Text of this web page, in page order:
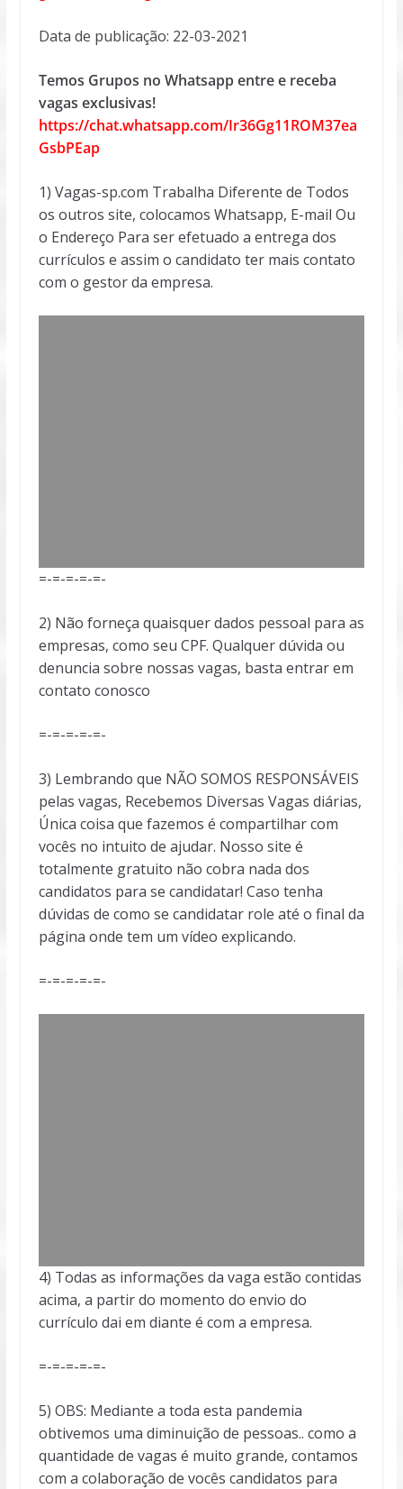
Data de publicação: 22-03-2021
Temos Grupos no Whatsapp entre e receba
vagas exclusivas!
https://chat.whatsapp.com/Ir36Gg11ROM37ea
GsbPEap
1) Vagas-sp.com Trabalha Diferente de Todos
os outros site, colocamos Whatsapp, E-mail Ou
o Endereço Para ser efetuado a entrega dos
currículos e assim o candidato ter mais contato
com o gestor da empresa.
=-=-=-=-=-
2) Não forneça quaisquer dados pessoal para as
empresas, como seu CPF. Qualquer dúvida ou
denuncia sobre nossas vagas, basta entrar em
contato conosco
=-=-=-=-=-
3) Lembrando que NÃO SOMOS RESPONSÁVEIS
pelas vagas, Recebemos Diversas Vagas diárias,
Única coisa que fazemos é compartilhar com
vocês no intuito de ajudar. Nosso site é
totalmente gratuito não cobra nada dos
candidatos para se candidatar! Caso tenha
dúvidas de como se candidatar role até o final da
página onde tem um vídeo explicando.
=-=-=-=-=-
4) Todas as informações da vaga estão contidas
acima, a partir do momento do envio do
currículo dai em diante é com a empresa.
=-=-=-=-=-
5) OBS: Mediante a toda esta pandemia
obtivemos uma diminuição de pessoas.. como a
quantidade de vagas é muito grande, contamos
com a colaboração de vocês candidatos para